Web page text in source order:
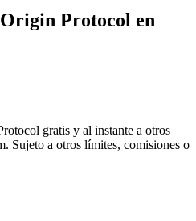
Protocol en
gratis y al instante a otros
Sujeto a otros límites, comisiones o